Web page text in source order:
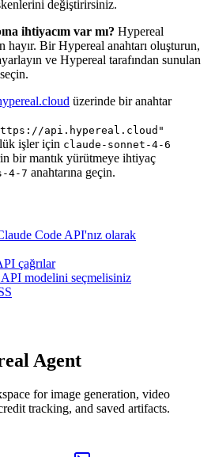
değiştirirsiniz.
ihtiyacım var mı? Hypereal
Bir Hypereal anahtarı oluşturun,
ve Hypereal tarafından sunulan
üzerinde bir anahtar
api.hypereal.cloud"
işler için claude-sonnet-4-6
bir mantık yürütmeye ihtiyaç
4-7 anahtarına geçin.
Code API'nız olarak
çağrılar
modelini seçmelisiniz
Agent
for image generation, video
tracking, and saved artifacts.